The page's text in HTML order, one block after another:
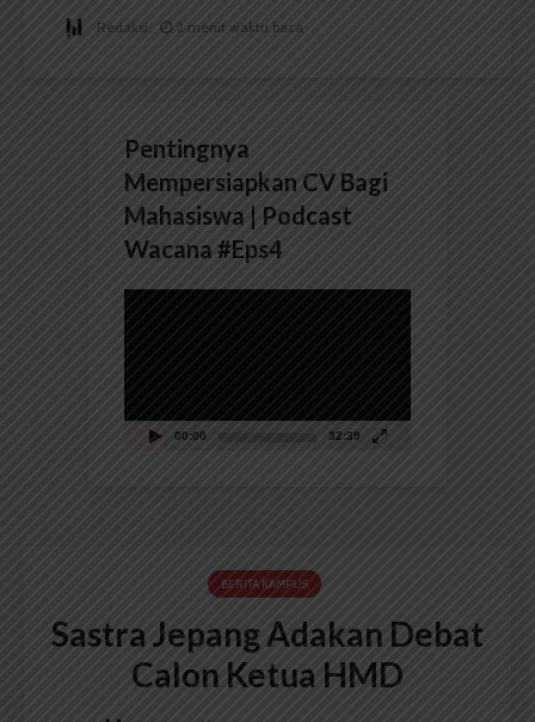
Redaksi 2 menit waktu baca
Pentingnya
Mempersiapkan CV Bagi
Mahasiswa | Podcast
Wacana #Eps4
00:00 32:39
BERITA KAMPUS
Sastra Jepang Adakan Debat
Calon Ketua HMD